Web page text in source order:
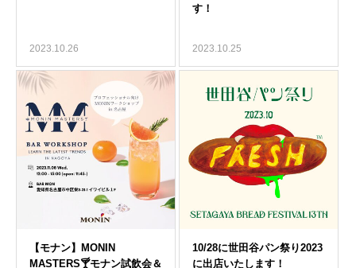
2023.10.26 2023.10.25